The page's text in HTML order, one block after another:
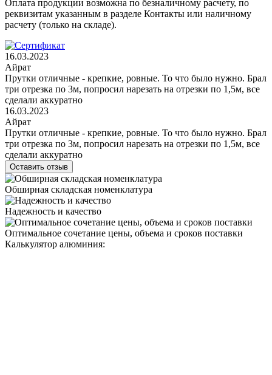
Оплата продукции возможна по безналичному расчету, по
реквизитам указанным в разделе Контакты или наличному
расчету (только на складе).
16.03.2023
Айрат
Прутки отличные - крепкие, ровные. То что было нужно. Брал
три отрезка по 3м, попросил нарезать на отрезки по 1,5м, все
сделали аккуратно
16.03.2023
Айрат
Прутки отличные - крепкие, ровные. То что было нужно. Брал
три отрезка по 3м, попросил нарезать на отрезки по 1,5м, все
сделали аккуратно
Оставить отзыв
Обширная складская номенклатура
Надежность и качество
Оптимальное сочетание цены, объема и сроков поставки
Калькулятор алюминия: